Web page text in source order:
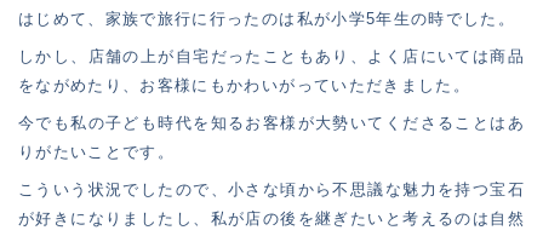
はじめて、家族で旅行に行ったのは私が小学5年生の時でした。
しかし、店舗の上が自宅だったこともあり、よく店にいては商品
をながめたり、お客様にもかわいがっていただきました。
今でも私の子ども時代を知るお客様が大勢いてくださることはあ
りがたいことです。
こういう状況でしたので、小さな頃から不思議な魅力を持つ宝石
が好きになりましたし、私が店の後を継ぎたいと考えるのは自然